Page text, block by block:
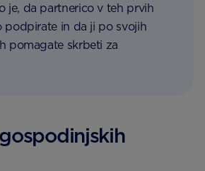
je, da partnerico v teh prvih
podpirate in da ji po svojih
pomagate skrbeti za